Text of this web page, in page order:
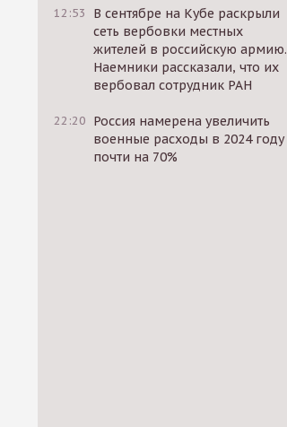
12:53
В сентябре на Кубе раскрыли
сеть вербовки местных
жителей в российскую армию.
Наемники рассказали, что их
вербовал сотрудник РАН
22:20 Россия намерена увеличить
военные расходы в 2024 году
почти на 70%